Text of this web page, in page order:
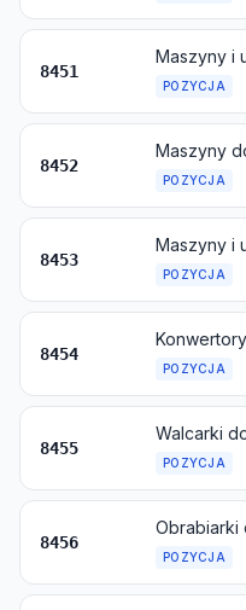
8451
POZYCJA
8452
POZYCJA
8453
POZYCJA
8454
POZYCJA
8455
Walcarki
POZYCJA
8456
POZYCJA